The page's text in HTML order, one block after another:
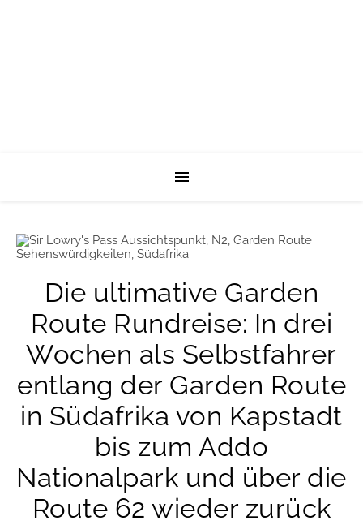
Die ultimative Garden
Route Rundreise: In drei
Wochen als Selbstfahrer
entlang der Garden Route
in Südafrika von Kapstadt
bis zum Addo
Nationalpark und über die
Route 62 wieder zurück